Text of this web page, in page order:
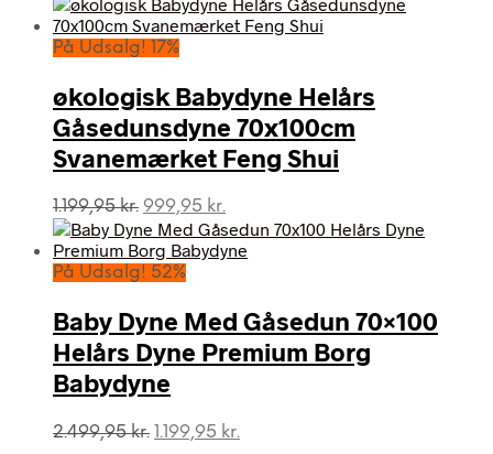
På Udsalg! 17%
økologisk Babydyne Helårs
Gåsedunsdyne 70x100cm
Svanemærket Feng Shui
1.199,95kr. Den
oprindelige
pris
var:
999,95 kr.
aktuelle
pris
På Udsalg! 52%
Baby Dyne Med Gåsedun 70×100
Helårs Dyne Premium Borg
Babydyne
2.499,95kr. Den
1.199,95 kr.